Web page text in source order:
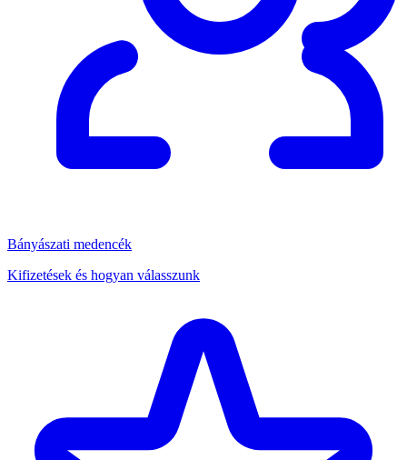
Bányászati medencék
Kifizetések és hogyan válasszunk